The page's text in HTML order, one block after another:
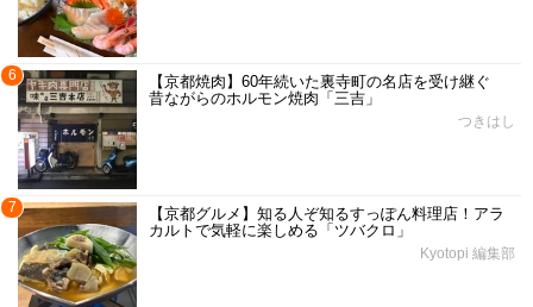
6
【京都焼肉】60年続いた裏寺町の名店を受け継ぐ
昔ながらのホルモン焼肉「三吉」
つきはし
7
【京都グルメ】知る人ぞ知るすっぽん料理店！アラ
カルトで気軽に楽しめる「ツバクロ」
Kyotopi 編集部